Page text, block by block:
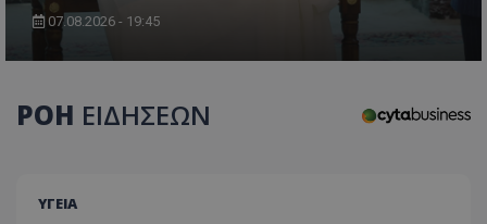
07.08.2026 - 19:45
ΡΟΗ ΕΙΔΗΣΕΩΝ
ΥΓΕΙΑ